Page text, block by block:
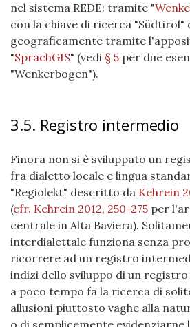
nel sistema REDE: tramite "
con la chiave di ricerca "Südtirol"
geograficamente tramite
"SprachGIS" (vedi § 5 per due
"Wenkerbogen").
3.5. Registro intermedio
Finora non si è sviluppato un
fra dialetto locale e lingua
"Regiolekt" descritto da Kehrein
(cfr. Kehrein 2012, 250-275 per
centrale in Alta Baviera).
interdialettale funziona senza
ricorrere ad un registro
indizi dello sviluppo di un
a poco tempo fa la ricerca di
allusioni piuttosto vaghe alla
o di semplicemente evidenziarne